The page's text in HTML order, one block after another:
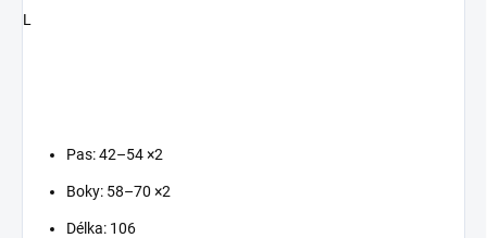
L
Pas: 42–54 ×2
Boky: 58–70 ×2
Délka: 106